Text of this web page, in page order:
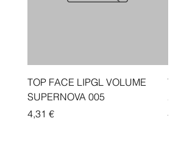
TOP FACE LIPGL VOLUME
SUPERNOVA 005
Price
4,31 €
Traka
20
Price
4,33 €